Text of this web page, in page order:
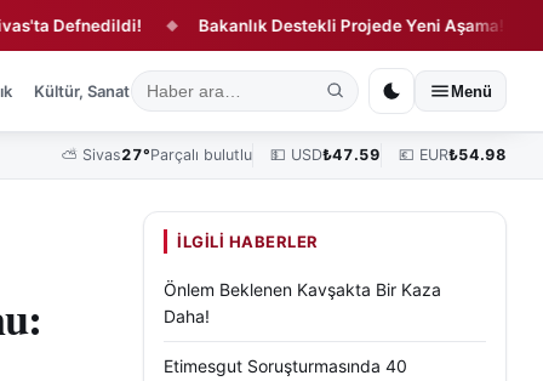
◆ Bakanlık Destekli Projede Yeni Aşama! ◆
Kültür, Sanat ve Tarih Yaşam Sivas Vefat Edenler Köşe
Menü
⛅ Sivas27°Parçalı bulutlu 💵 USD₺47.59 💶 EUR₺54.98
İLGILI HABERLER
Önlem Beklenen Kavşakta Bir Kaza
Daha!
Etimesgut Soruşturmasında 40